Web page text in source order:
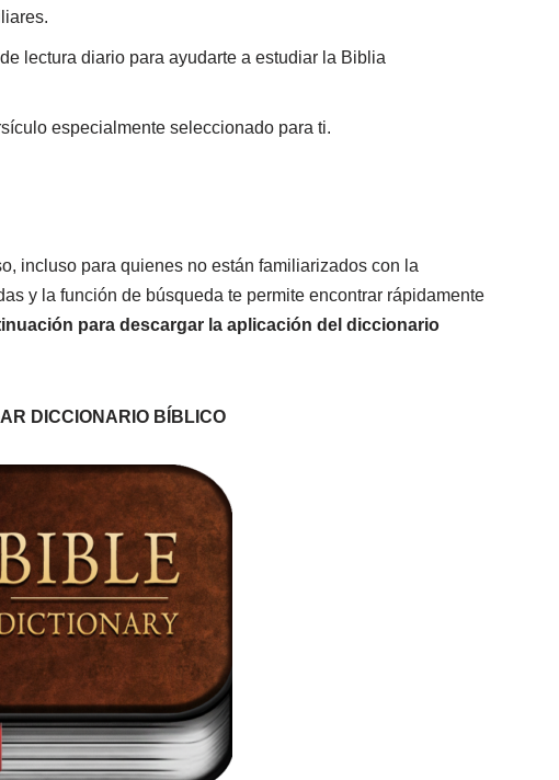
lectura diario para ayudarte a estudiar la Biblia
especialmente seleccionado para ti.
incluso para quienes no están familiarizados con la
y la función de búsqueda te permite encontrar rápidamente
para descargar la aplicación del diccionario
DICCIONARIO BÍBLICO